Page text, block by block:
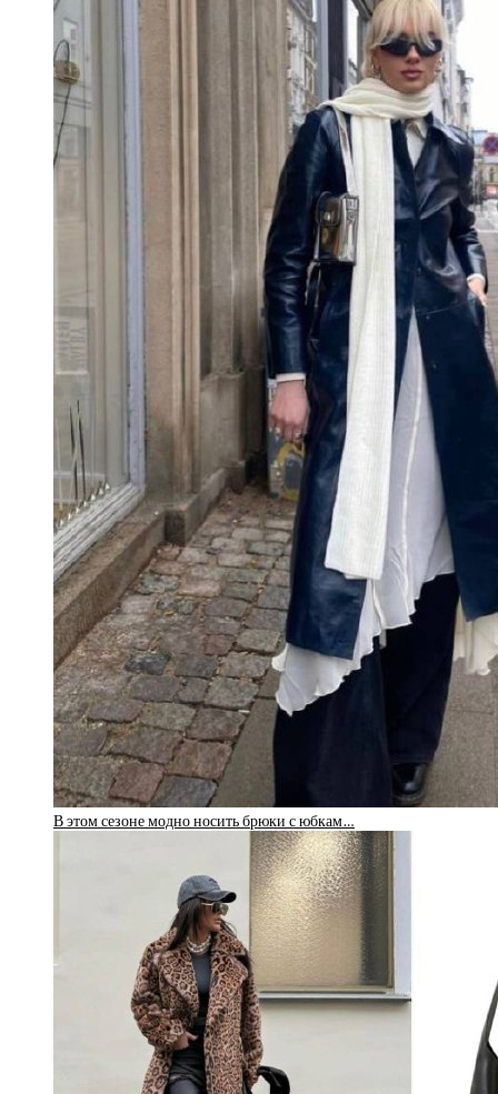
В этом сезоне модно носить брюки с юбкам…